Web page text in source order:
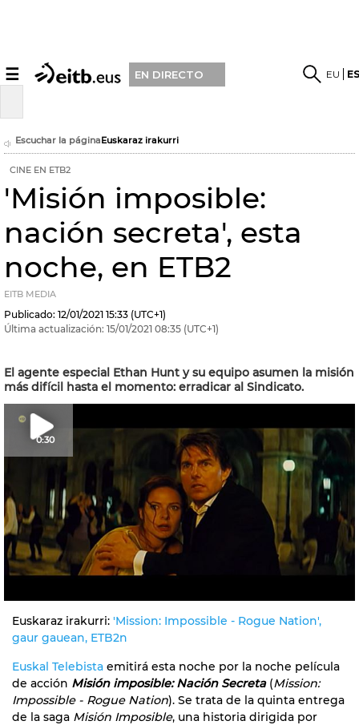
☰ EN DIRECTO EU
Escuchar la páginaEuskaraz irakurri
CINE EN ETB2
'Misión imposible:
nación secreta', esta
noche, en ETB2
EITB MEDIA
Publicado: 12/01/2021 15:33 (UTC+1)
Última actualización: 15/01/2021 08:35 (UTC+1)
El agente especial Ethan Hunt y su equipo asumen la misión
más difícil hasta el momento: erradicar al Sindicato.
0:30
Euskaraz irakurri: 'Mission: Impossible - Rogue Nation',
gaur gauean, ETB2n
Euskal Telebista emitirá esta noche por la noche película
de acción Misión imposible: Nación Secreta (Mission:
Impossible - Rogue Nation). Se trata de la quinta entrega
de la saga Misión Imposible, una historia dirigida por